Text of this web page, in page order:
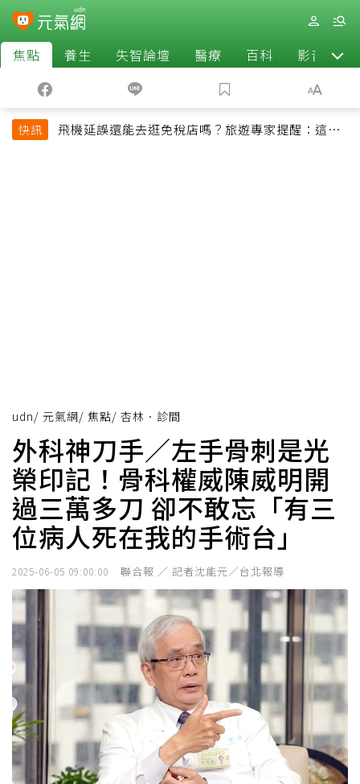
焦點 養生 失智論壇 醫療 百科 影音
快訊
飛機延誤還能去逛免稅店嗎？旅遊專家提醒：這個
udn/ 元氣網/ 焦點/ 杏林．診間
外科神刀手／左手骨刺是光
榮印記！骨科權威陳威明開
過三萬多刀 卻不敢忘「有三
位病人死在我的手術台」
2025-06-05 09:00:00 聯合報 ／ 記者沈能元／台北報導